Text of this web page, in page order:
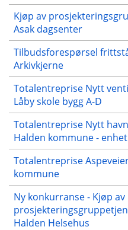
Kjøp av
Asak dagsenter
Tilbudsforespørsel
Arkivkjerne
Totalentreprise Nytt
Låby skole bygg A-D
Totalentreprise Nytt
Halden kommune -
Totalentreprise
kommune
Ny konkurranse - Kjøp av
Halden Helsehus